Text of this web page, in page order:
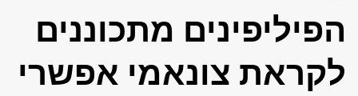
הפיליפינים מתכוננים
לקראת צונאמי אפשרי